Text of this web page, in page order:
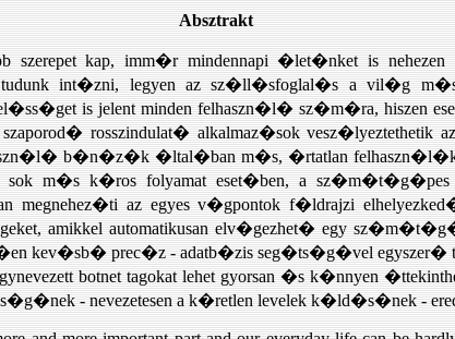
Absztrakt
kap, imm�r mindennapi �let�nket is nehezen
int�zni, legyen az sz�ll�sfoglal�s a vil�g
is jelent minden felhaszn�l� sz�m�ra, hiszen
rosszindulat� alkalmaz�sok vesz�lyeztethetik
haszn�l� b�n�z�k �ltal�ban m�s, �rtatlan
sok m�s k�ros folyamat eset�ben, a
megnehez�ti az egyes v�gpontok f�ldrajzi
amikkel automatikusan elv�gezhet� egy
kev�sb� prec�z - adatb�zis seg�ts�g�vel
botnet tagokat lehet gyorsan �s k�nnyen
- nevezetesen a k�retlen levelek k�ld�s�nek -